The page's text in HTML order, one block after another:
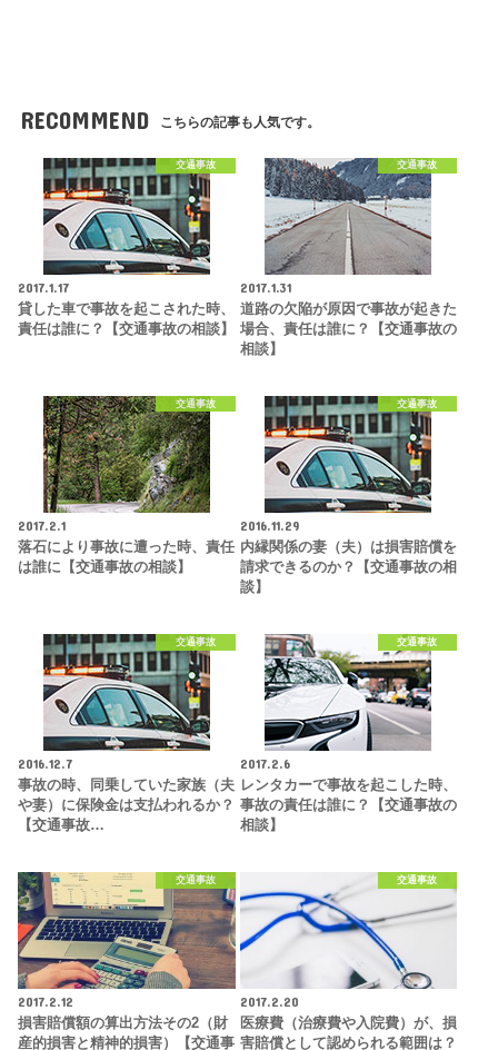
RECOMMEND こちらの記事も人気です。
交通事故
2017.1.17
貸した車で事故を起こされた時、
責任は誰に？【交通事故の相談】
交通事故
2017.1.31
道路の欠陥が原因で事故が起きた
場合、責任は誰に？【交通事故の
相談】
交通事故
2017.2.1
落石により事故に遭った時、責任
は誰に【交通事故の相談】
交通事故
2016.11.29
内縁関係の妻（夫）は損害賠償を
請求できるのか？【交通事故の相
談】
交通事故
2016.12.7
事故の時、同乗していた家族（夫
や妻）に保険金は支払われるか？
【交通事故…
交通事故
2017.2.6
レンタカーで事故を起こした時、
事故の責任は誰に？【交通事故の
相談】
交通事故
2017.2.12
損害賠償額の算出方法その2（財
産的損害と精神的損害）【交通事
交通事故
2017.2.20
医療費（治療費や入院費）が、損
害賠償として認められる範囲は？